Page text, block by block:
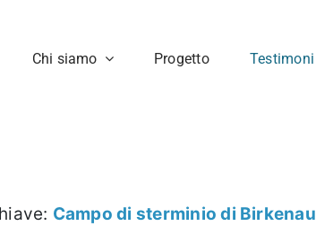
Chi siamo Progetto Testimoni
Campo di sterminio di Birkenau